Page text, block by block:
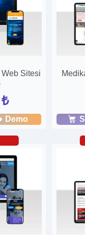
Web Sitesi
Demo